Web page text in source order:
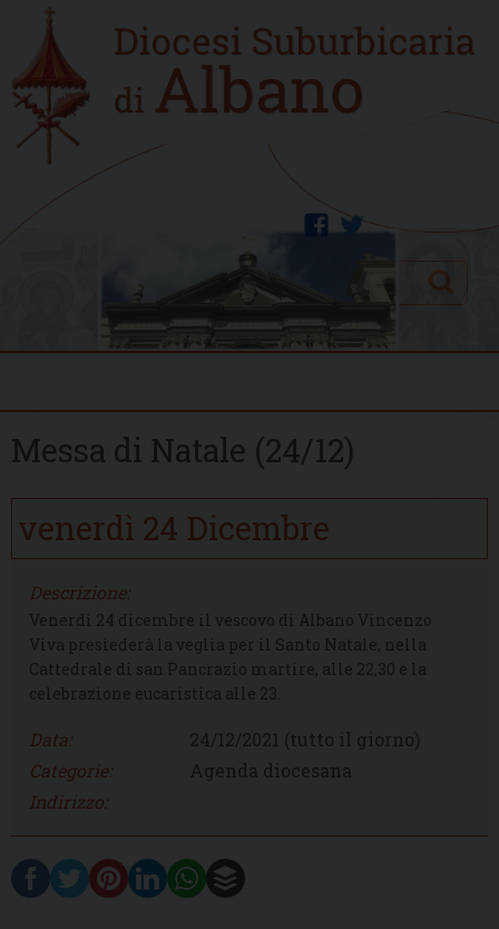
content
Home
new
twitter
facebook
Search
Messa di Natale (24/12)
venerdì 24 Dicembre
Descrizione:
Venerdì 24 dicembre il vescovo di Albano Vincenzo
Viva presiederà la veglia per il Santo Natale, nella
Cattedrale di san Pancrazio martire, alle 22,30 e la
celebrazione eucaristica alle 23.
Data: 24/12/2021 (tutto il giorno)
Categorie:
Agenda diocesana
Indirizzo: